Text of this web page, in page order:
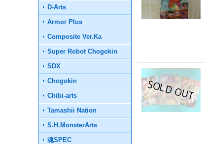
D-Arts
Armor Plus
Composite Ver.Ka
Super Robot Chogokin
SDX
Chogokin
Chibi-arts
Tamashii Nation
S.H.MonsterArts
魂SPEC